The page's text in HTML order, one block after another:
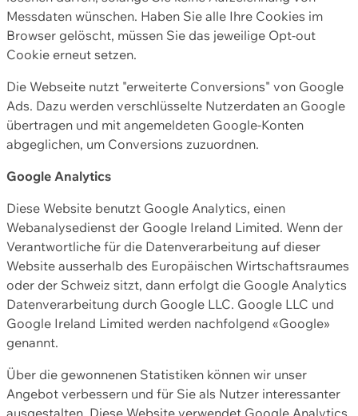
Messdaten wünschen. Haben Sie alle Ihre Cookies im
Browser gelöscht, müssen Sie das jeweilige Opt-out
Cookie erneut setzen.
Die Webseite nutzt "erweiterte Conversions" von Google
Ads. Dazu werden verschlüsselte Nutzerdaten an Google
übertragen und mit angemeldeten Google-Konten
abgeglichen, um Conversions zuzuordnen.
Google Analytics
Diese Website benutzt Google Analytics, einen
Webanalysedienst der Google Ireland Limited. Wenn der
Verantwortliche für die Datenverarbeitung auf dieser
Website ausserhalb des Europäischen Wirtschaftsraumes
oder der Schweiz sitzt, dann erfolgt die Google Analytics
Datenverarbeitung durch Google LLC. Google LLC und
Google Ireland Limited werden nachfolgend «Google»
genannt.
Über die gewonnenen Statistiken können wir unser
Angebot verbessern und für Sie als Nutzer interessanter